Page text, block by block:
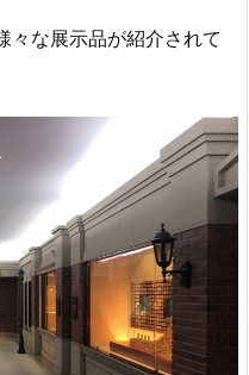
々な展示品が紹介されて